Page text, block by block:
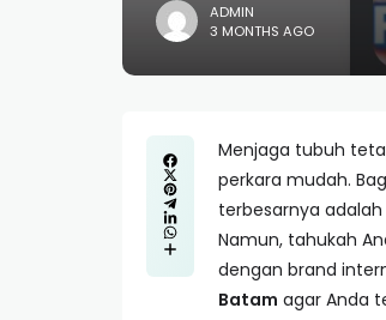
ADMIN
3 MONTHS AGO
Menjaga tubuh
perkara mudah.
terbesarnya
Namun, tahukah
dengan brand
Batam agar Anda